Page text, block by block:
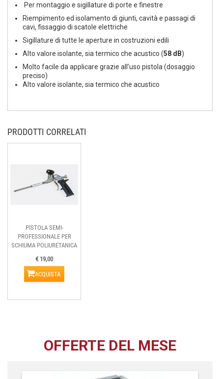
Per montaggio e sigillature di porte e finestre
Riempimento ed isolamento di giunti, cavità e passagi di
cavi, fissaggio di scatole elettriche
Sigillature di tutte le aperture in costruzioni edili
Alto valore isolante, sia termico che acustico (58 dB)
Molto facile da applicare grazie all’uso pistola (dosaggio
preciso)
Alto valore isolante, sia termico che acustico
PRODOTTI CORRELATI
PISTOLA SEMI-
PROFESSIONALE PER
SCHIUMA POLIURETANICA
€ 19,00
ACQUISTA
OFFERTE DEL MESE